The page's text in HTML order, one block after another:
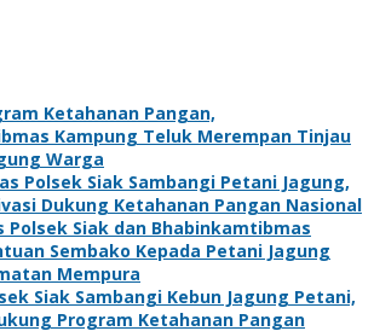
Ketahanan Pangan,
Kampung Teluk Merempan Tinjau
Warga
Polsek Siak Sambangi Petani Jagung,
Dukung Ketahanan Pangan Nasional
Polsek Siak dan Bhabinkamtibmas
Sembako Kepada Petani Jagung
Mempura
Siak Sambangi Kebun Jagung Petani,
Program Ketahanan Pangan